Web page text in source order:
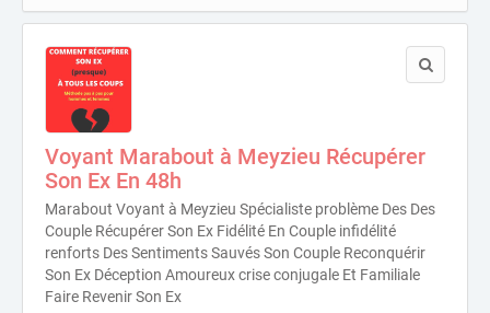
Voyant Marabout à Meyzieu Récupérer
Son Ex En 48h
Marabout Voyant à Meyzieu Spécialiste problème Des Des
Couple Récupérer Son Ex Fidélité En Couple infidélité
renforts Des Sentiments Sauvés Son Couple Reconquérir
Son Ex Déception Amoureux crise conjugale Et Familiale
Faire Revenir Son Ex